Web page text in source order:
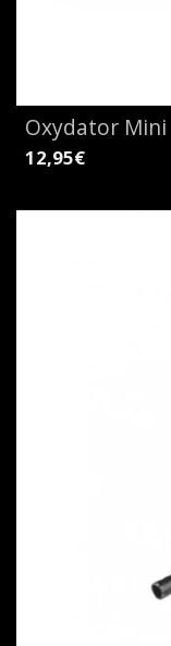
Oxydator Mini
12,95€